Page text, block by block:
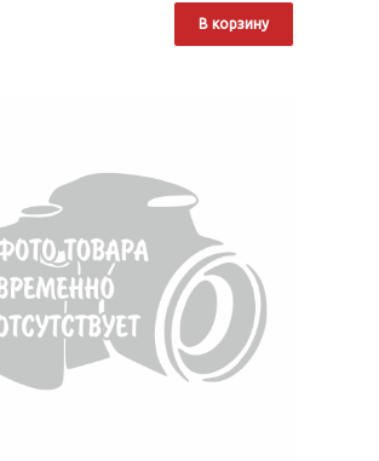
В корзину